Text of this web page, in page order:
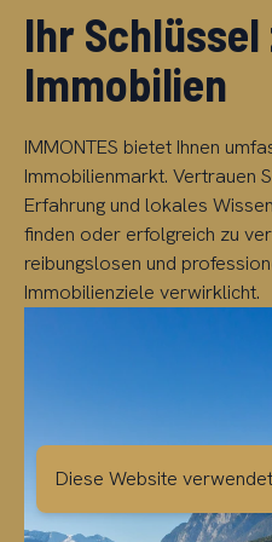
Ihr
Immobilien
IMMONTES bietet Ihnen
Immobilienmarkt. Vertrauen
Erfahrung und lokales
finden oder erfolgreich zu
reibungslosen und
Immobilienziele verwirklicht.
Diese Website